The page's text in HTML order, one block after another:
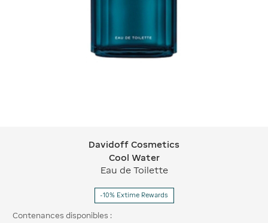
Davidoff Cosmetics Cool Water
Davidoff Cosmetics
Cool Water
Eau de Toilette
-10% Extime Rewards
Contenances disponibles :